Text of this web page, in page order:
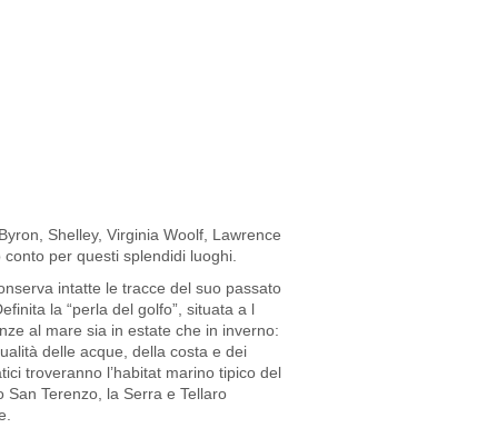
Shelley, Virginia Woolf, Lawrence
per questi splendidi luoghi.
intatte le tracce del suo passato
la “perla del golfo”, situata a l
al mare sia in estate che in inverno:
delle acque, della costa e dei
troveranno l’habitat marino tipico del
Terenzo, la Serra e Tellaro